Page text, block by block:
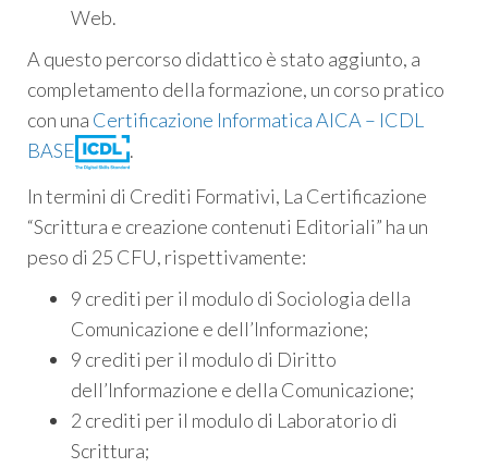
Web.
A questo percorso didattico è stato aggiunto, a
completamento della formazione, un corso pratico
con una Certificazione Informatica AICA – ICDL
BASE
.
In termini di Crediti Formativi, La Certificazione
“Scrittura e creazione contenuti Editoriali” ha un
peso di 25 CFU, rispettivamente:
9 crediti per il modulo di Sociologia della
Comunicazione e dell’Informazione;
9 crediti per il modulo di Diritto
dell’Informazione e della Comunicazione;
2 crediti per il modulo di Laboratorio di
Scrittura;